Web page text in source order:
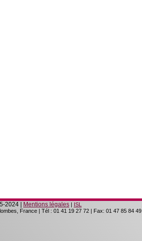
2024 | Mentions légales | ISL
France| Tél : 01 41 19 27 72| Fax: 01 47 85 84 49